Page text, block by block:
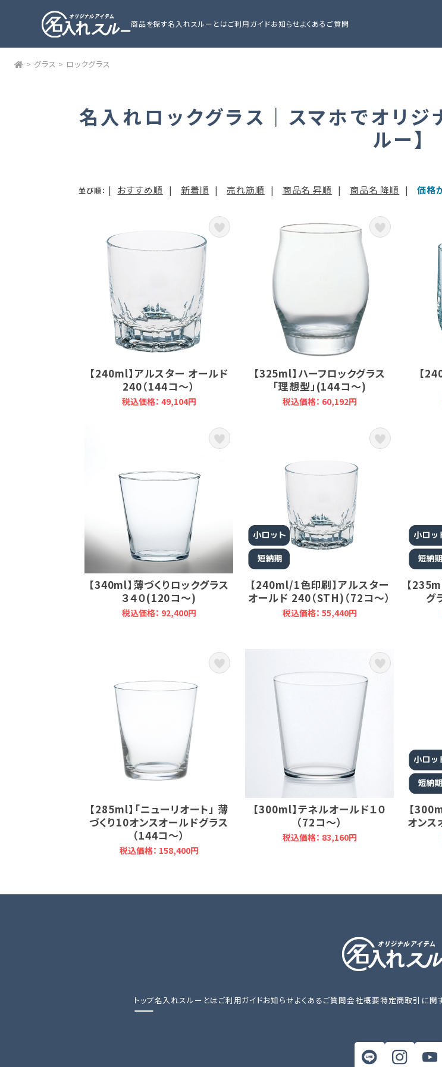
商品を探す名入れスルーとはご利用ガイドお知らせよくあるご質問
> グラス > ロックグラス
名入れロックグラス｜スマホでオリジ
ルー】
並び順： | おすすめ順 | 新着順 | 売れ筋順 | 商品名 昇順 | 商品名 降順 | 価格
【240ml】アルスター オールド
240（144コ～）
税込価格： 49,104円
【325ml】ハーフロックグラス
「理想型」(144コ～)
税込価格： 60,192円
【
【340ml】薄づくりロックグラス
３４０(120コ～)
税込価格： 92,400円
【240ml/1色印刷】アルスター
オールド 240（STH)（72コ～）
税込価格： 55,440円
【
グ
【285ml】「ニューリオート」 薄
づくり10オンスオールドグラス
（144コ～）
税込価格： 158,400円
【300ml】テネルオールド１０
（72コ～）
税込価格： 83,160円
【
オン
トップ名入れスルーとはご利用ガイドお知らせよくあるご質問会社概要特定商取引に関